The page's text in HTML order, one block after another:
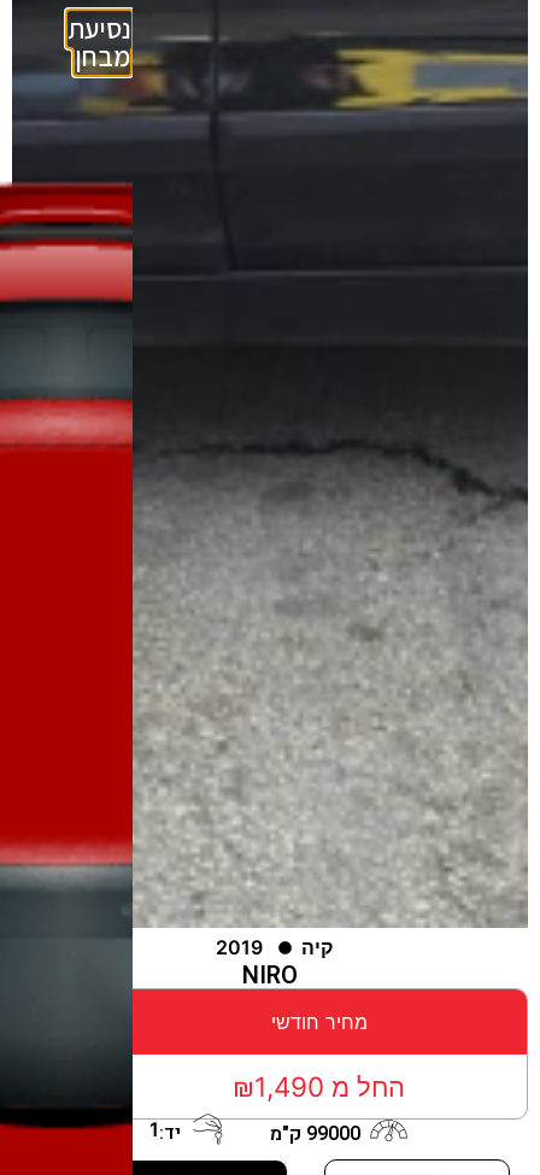
קיה 2019
NIRO
מחיר חודשי
החל מ ₪1,490
99000 ק"מ יד:1
נסיעת
מבחן